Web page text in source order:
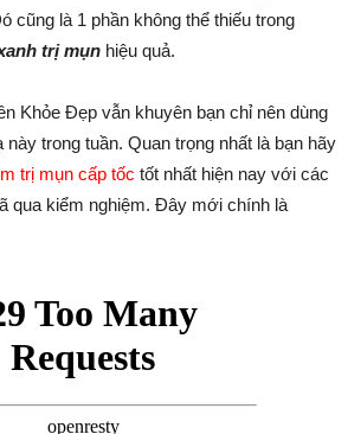
cũng là 1 phần không thể thiếu trong
trị mụn hiệu quả.
Khỏe Đẹp vẫn khuyên bạn chỉ nên dùng
này trong tuần. Quan trọng nhất là bạn hãy
trị mụn cấp tốc tốt nhất hiện nay với các
qua kiểm nghiệm. Đây mới chính là